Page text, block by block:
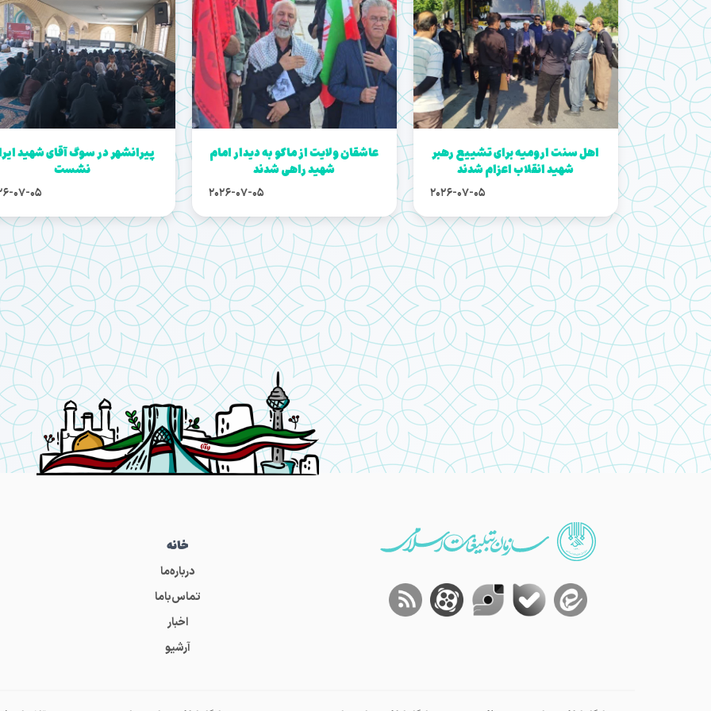
پیرانشهر در سوگ آقای شهید
نشست
07-05
عاشقان ولایت از ماکو به دیدار امام
شهید راهی شدند
2026-07-05
اهل سنت ارومیه برای تشییع رهبر
شهید انقلاب اعزام شدند
2026-07-05
خانه
درباره‌ما
تماس‌باما
اخبار
آرشیو